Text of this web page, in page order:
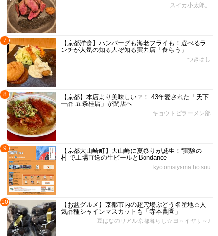
スイカ小太郎。
7
【京都洋食】ハンバーグも海老フライも！選べるラ
ンチが人気の知る人ぞ知る実力店「食らう」
つきはし
8
【京都】本店より美味しい？！ 43年愛された「天下
一品 五条桂店」が閉店へ
キョウトピラーメン部
9
【京都大山崎町】大山崎に夏祭りが誕生！“実験の
村”で工場直送の生ビールとBondance
kyotonisiyama hotsuu
10
【お盆グルメ】京都市内の超穴場ぶどう名産地☆人
気品種シャインマスカットも「寺本農園」
豆はなのリアル京都暮らし☆ヨ～イヤサ～♪